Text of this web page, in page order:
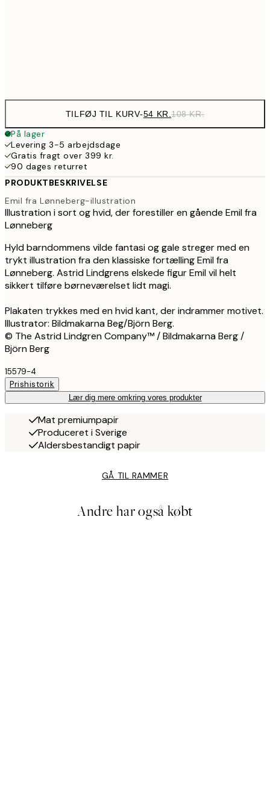
TILFØJ TIL KURV-54 KR.108 KR.
På lager
Levering 3-5 arbejdsdage
Gratis fragt over 399 kr.
90 dages returret
PRODUKTBESKRIVELSE
Emil fra Lønneberg-illustration
Illustration i sort og hvid, der forestiller en gående Emil fra
Lønneberg
Hyld barndommens vilde fantasi og gale streger med en
trykt illustration fra den klassiske fortælling Emil fra
Lønneberg. Astrid Lindgrens elskede figur Emil vil helt
sikkert tilføre børneværelset lidt magi.
Plakaten trykkes med en hvid kant, der indrammer motivet.
Illustrator: Bildmakarna Beg/Björn Berg.
© The Astrid Lindgren Company™ / Bildmakarna Berg /
Björn Berg
15579-4
Prishistorik
Lær dig mere omkring vores produkter
Mat premiumpapir
Produceret i Sverige
Aldersbestandigt papir
GÅ TIL RAMMER
Andre har også købt